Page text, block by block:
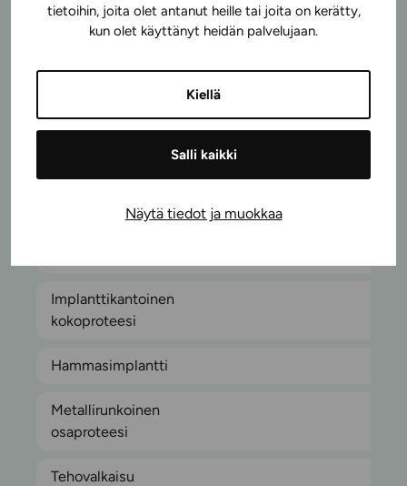
tietoihin, joita olet antanut heille tai joita on kerätty,
kun olet käyttänyt heidän palvelujaan.
Kiellä
Salli kaikki
Näytä tiedot ja muokkaa
Hampaan poistoleikkaus alk. 399
PROTETIIKKA (konsultaatio
: suppea 50e, laaja- sis.
röntgenit 99e)
Kokoproteesi
Implanttikantoinen
kokoproteesi
Hammasimplantti
Metallirunkoinen
osaproteesi
Tehovalkaisu